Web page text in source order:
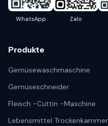
WhatsApp Zalo
Produkte
Gemüsewaschmaschine
Gemüseschneider
Fleisch -Cuttin -Maschine
Lebensmittel Trockenkammer